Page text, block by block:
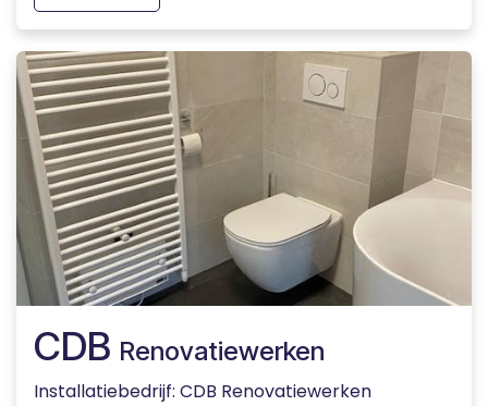
CDB Renovatiewerken
Installatiebedrijf: CDB Renovatiewerken